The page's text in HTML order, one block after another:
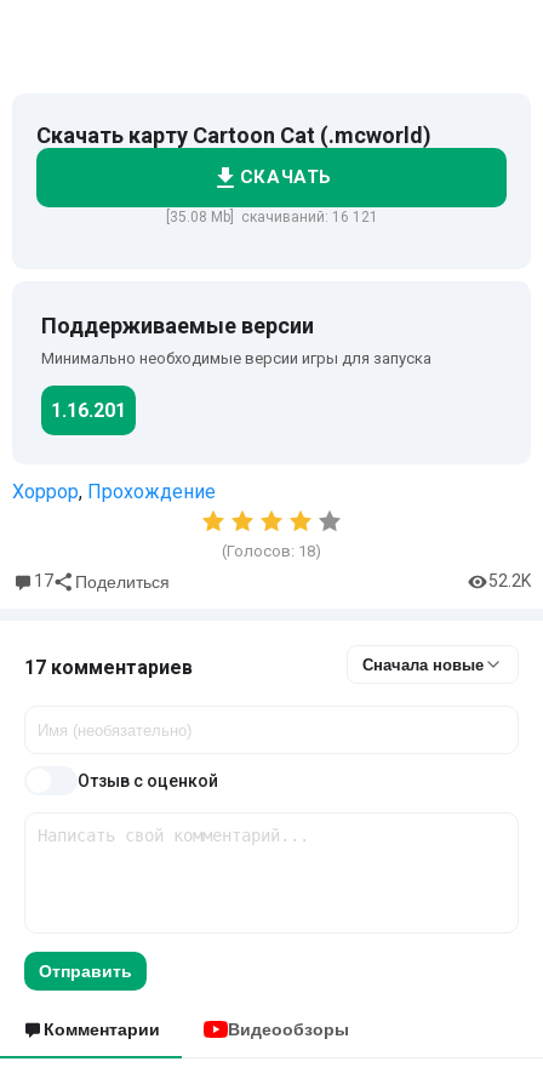
Скачать карту Cartoon Cat (.mcworld)
СКАЧАТЬ
[35.08 Mb] скачиваний: 16 121
Поддерживаемые версии
Минимально необходимые версии игры для запуска
1.16.201
Хоррор, Прохождение
(Голосов: 18)
17 Поделиться 52.2K
17 комментариев Сначала новые
Отзыв с оценкой
Отправить
Комментарии Видеообзоры